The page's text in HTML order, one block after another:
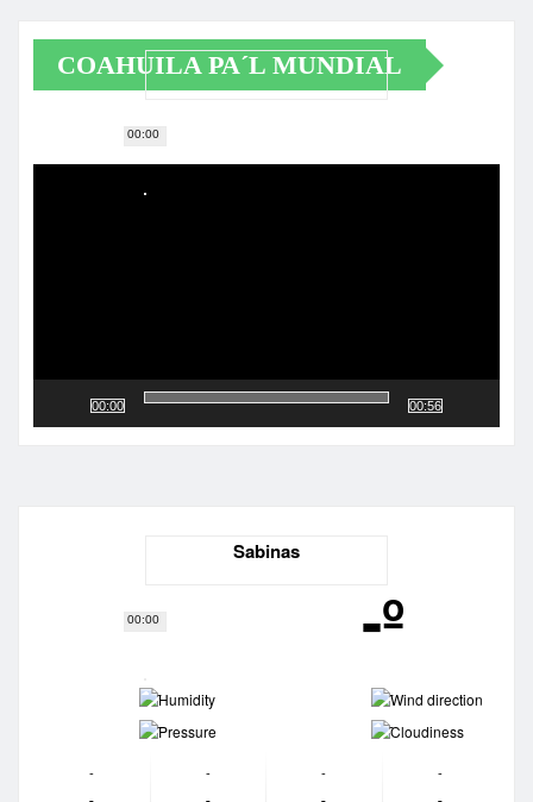
00:00
COAHUILA PA´L MUNDIAL
Reproductor
00:00
00:00
00:56
Sabinas
-º
-
-
-
-
-
-
-
-